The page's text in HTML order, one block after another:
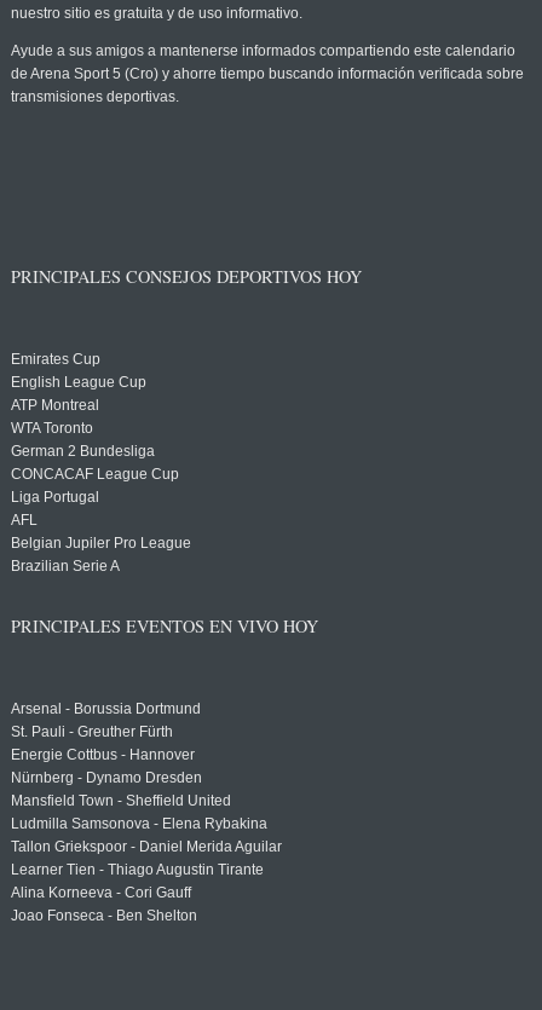
nuestro sitio es gratuita y de uso informativo.
Ayude a sus amigos a mantenerse informados compartiendo este calendario
de Arena Sport 5 (Cro) y ahorre tiempo buscando información verificada sobre
transmisiones deportivas.
PRINCIPALES CONSEJOS DEPORTIVOS HOY
Emirates Cup
English League Cup
ATP Montreal
WTA Toronto
German 2 Bundesliga
CONCACAF League Cup
Liga Portugal
AFL
Belgian Jupiler Pro League
Brazilian Serie A
PRINCIPALES EVENTOS EN VIVO HOY
Arsenal - Borussia Dortmund
St. Pauli - Greuther Fürth
Energie Cottbus - Hannover
Nürnberg - Dynamo Dresden
Mansfield Town - Sheffield United
Ludmilla Samsonova - Elena Rybakina
Tallon Griekspoor - Daniel Merida Aguilar
Learner Tien - Thiago Augustin Tirante
Alina Korneeva - Cori Gauff
Joao Fonseca - Ben Shelton